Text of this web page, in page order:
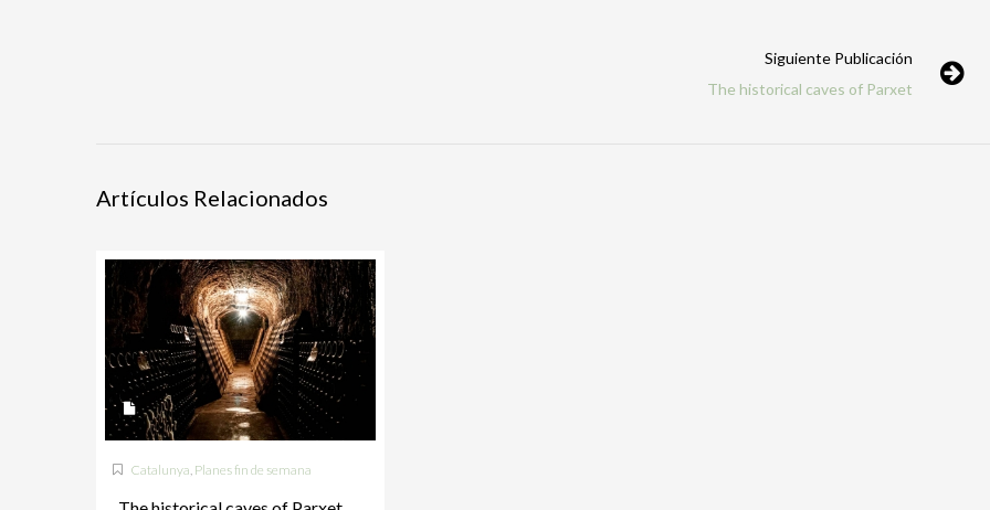
Siguiente Publicación
The historical caves of Parxet
Artículos Relacionados
Catalunya Planes fin de semana